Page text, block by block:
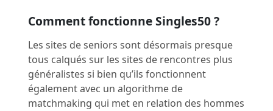
Comment fonctionne Singles50 ?
Les sites de seniors sont désormais presque
tous calqués sur les sites de rencontres plus
généralistes si bien qu’ils fonctionnent
également avec un algorithme de
matchmaking qui met en relation des hommes